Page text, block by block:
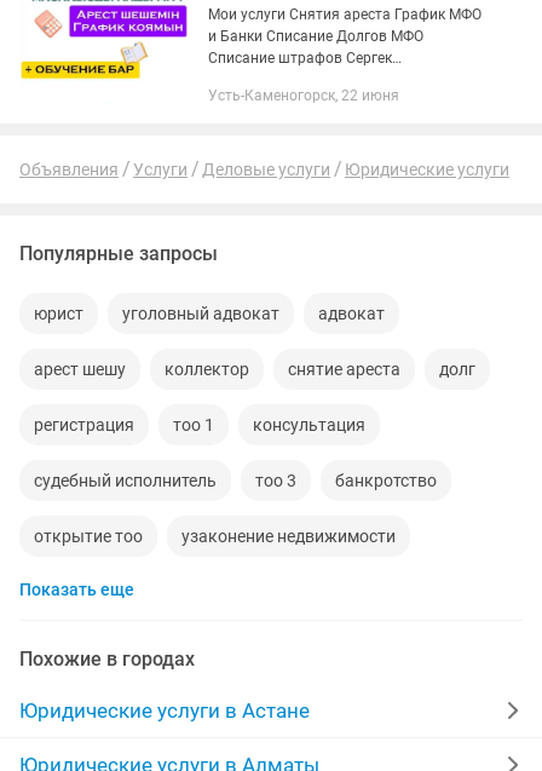
Мои услуги Снятия ареста График МФО
и Банки Списание Долгов МФО
Списание штрафов Сергек
кредитного рейтинга Выплаты по
Усть-Каменогорск, 22 июня
Объявления Услуги Деловые услуги Юридические услуги
Популярные запросы
юрист уголовный адвокат адвокат
арест шешу коллектор снятие ареста долг
регистрация тоо 1 консультация
судебный исполнитель тоо 3 банкротство
открытие тоо узаконение недвижимости
оформление займа
взыскание долгов нотариус выезд
юридическая помощь оплата
Показать еще
Похожие в городах
Юридические услуги в Астане
Юридические услуги в Алматы